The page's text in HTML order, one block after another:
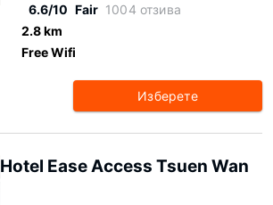
6.6/10 Fair 1004 отзива
2.8 km
Free Wifi
Изберете
Hotel Ease Access Tsuen Wan